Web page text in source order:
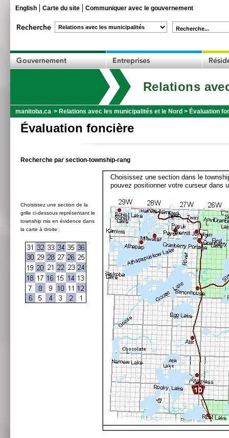
English Carte du site Communiquer avec le gouvernement
Recherche...
Relations
manitoba.ca > Relations avec les municipalités et le Nord > Évaluation
Évaluation foncière
Recherche par section-township-rang
Choisissez une section de la
grille ci-dessous représentant le
township mis en évidence dans
la carte à droite:
Choisissez une section dans le
pouvez positionner votre curseur dans